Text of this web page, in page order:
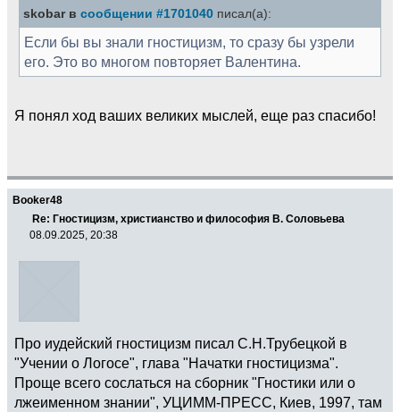
skobar в сообщении #1701040 писал(а):
Если бы вы знали гностицизм, то сразу бы узрели
его. Это во многом повторяет Валентина.
Я понял ход ваших великих мыслей, еще раз спасибо!
Booker48
Re: Гностицизм, христианство и философия В. Соловьева
08.09.2025, 20:38
Про иудейский гностицизм писал С.Н.Трубецкой в
"Учении о Логосе", глава "Начатки гностицизма".
Проще всего сослаться на сборник "Гностики или о
лжеименном знании", УЦИММ-ПРЕСС, Киев, 1997, там